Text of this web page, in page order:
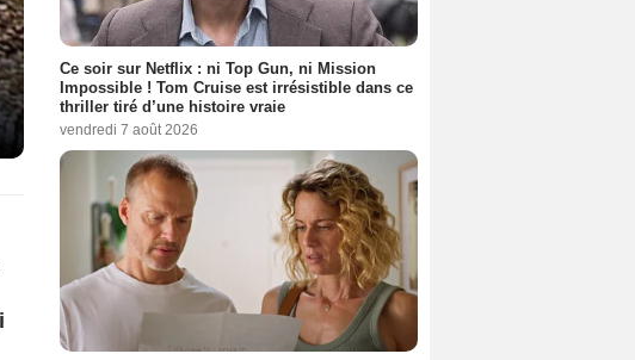
Ce soir sur Netflix : ni Top Gun, ni Mission
Impossible ! Tom Cruise est irrésistible dans ce
thriller tiré d’une histoire vraie
vendredi 7 août 2026